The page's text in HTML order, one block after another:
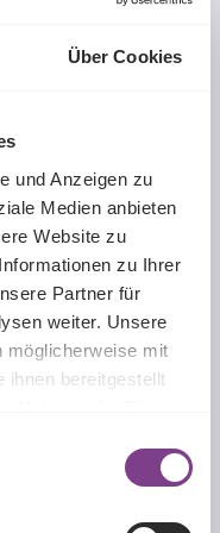
Über Cookies
und Anzeigen zu
Medien anbieten
Website zu
zu Ihrer
Partner für
weiter. Unsere
möglicherweise mit
ihnen bereitgestellt
mit Aosept Plus
füllen und
du auch in unserem
in verschiedenen
aus einer Flasche